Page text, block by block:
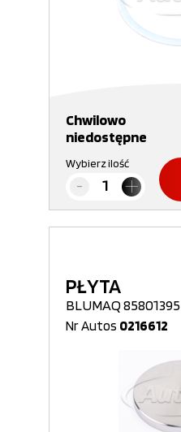
Chwilowo
niedostępne
Wybierz ilość
PŁYTA
BLUMAQ 85801395
Nr Autos 0216612